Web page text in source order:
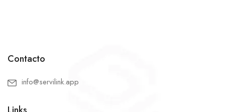
Contacto
info@servilink.app